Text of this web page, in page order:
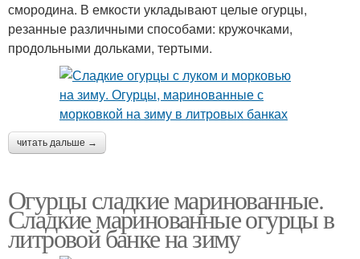
смородина. В емкости укладывают целые огурцы,
резанные различными способами: кружочками,
продольными дольками, тертыми.
читать дальше →
Огурцы сладкие маринованные.
Сладкие маринованные огурцы в
литровой банке на зиму